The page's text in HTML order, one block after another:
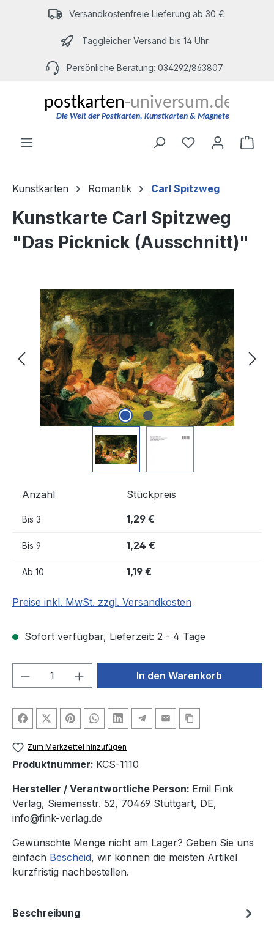
Zum Hauptinhalt springenVersandkostenfreie Lieferung ab 30 €
Taggleicher Versand bis 14 Uhr
Persönliche Beratung: 034292/863807
Du hast 0
Kunstkarten Romantik Carl Spitzweg
Kunstkarte Carl Spitzweg
"Das Picknick (Ausschnitt)"
Bildergalerie überspringen
Anzahl Stückpreis
Bis 3 1,29 €
Bis 9 1,24 €
Ab 10 1,19 €
Preise inkl. MwSt. zzgl. Versandkosten
Sofort verfügbar, Lieferzeit: 2 - 4 Tage
Produkt Anzahl: Gib denIn den Warenkorb
Zum Merkzettel hinzufügen
Produktnummer: KCS-1110
Hersteller / Verantwortliche Person: Emil Fink
Verlag, Siemensstr. 52, 70469 Stuttgart, DE,
info@fink-verlag.de
Gewünschte Menge nicht am Lager? Geben Sie uns
einfach Bescheid, wir können die meisten Artikel
kurzfristig nachbestellen.
Beschreibung